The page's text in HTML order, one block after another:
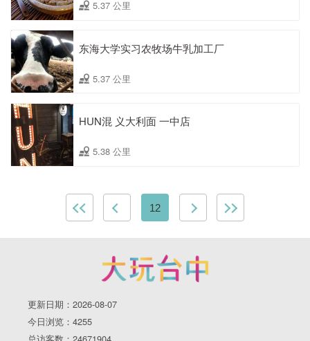
5.37 公里
东海大学实习农牧场牛乳加工厂
5.37 公里
HUN混 义大利面 一中店
5.38 公里
12
更新日期：2026-08-07
今日浏览：4255